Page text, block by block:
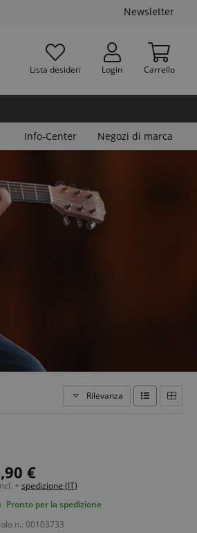
Newsletter
Lista desideri Login Carrello
Info-Center Negozi di marca
Rilevanza
€
+ spedizione (IT)
Pronto per la spedizione
n.: 00103733